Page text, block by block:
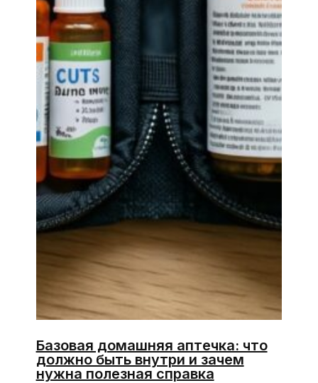
Базовая домашняя аптечка: что
должно быть внутри и зачем
нужна полезная справка